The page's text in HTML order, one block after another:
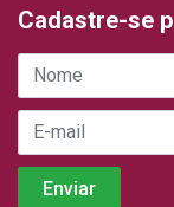
Cadastre-se